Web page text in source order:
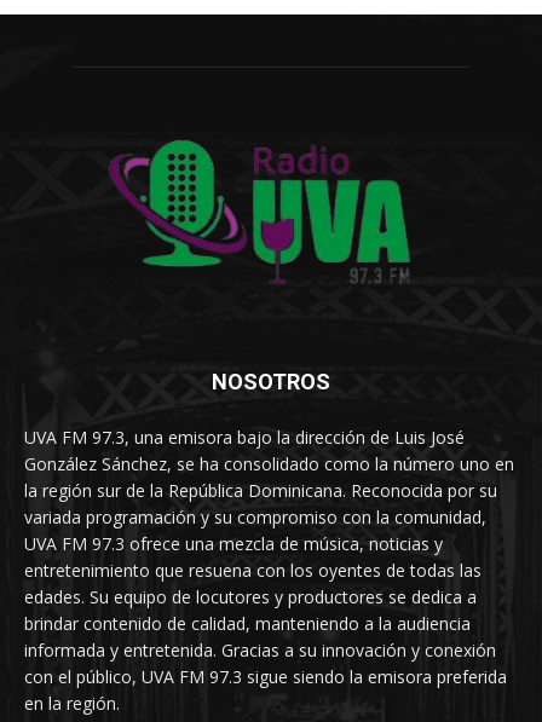
NOSOTROS
UVA FM 97.3, una emisora bajo la dirección de Luis José
González Sánchez, se ha consolidado como la número uno en
la región sur de la República Dominicana. Reconocida por su
variada programación y su compromiso con la comunidad,
UVA FM 97.3 ofrece una mezcla de música, noticias y
entretenimiento que resuena con los oyentes de todas las
edades. Su equipo de locutores y productores se dedica a
brindar contenido de calidad, manteniendo a la audiencia
informada y entretenida. Gracias a su innovación y conexión
con el público, UVA FM 97.3 sigue siendo la emisora preferida
en la región.